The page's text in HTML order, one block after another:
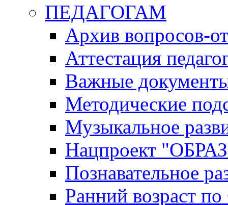
ПЕДАГОГАМ
Архив вопросов-
Аттестация
Важные
Методические
Музыкальное
Нацпроект
Познавательное
Ранний возраст